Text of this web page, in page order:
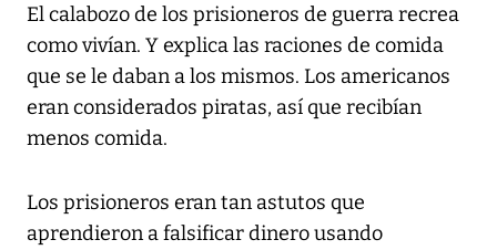
El calabozo de los prisioneros de guerra recrea
como vivían. Y explica las raciones de comida
que se le daban a los mismos. Los americanos
eran considerados piratas, así que recibían
menos comida.
Los prisioneros eran tan astutos que
aprendieron a falsificar dinero usando